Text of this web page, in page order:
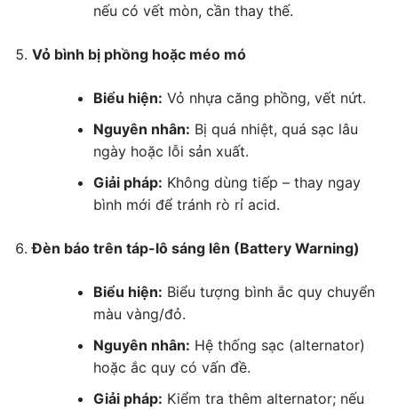
nếu có vết mòn, cần thay thế.
Vỏ bình bị phồng hoặc méo mó
Biểu hiện: Vỏ nhựa căng phồng, vết nứt.
Nguyên nhân: Bị quá nhiệt, quá sạc lâu
ngày hoặc lỗi sản xuất.
Giải pháp: Không dùng tiếp – thay ngay
bình mới để tránh rò rỉ acid.
Đèn báo trên táp-lô sáng lên (Battery Warning)
Biểu hiện: Biểu tượng bình ắc quy chuyển
màu vàng/đỏ.
Nguyên nhân: Hệ thống sạc (alternator)
hoặc ắc quy có vấn đề.
Giải pháp: Kiểm tra thêm alternator; nếu